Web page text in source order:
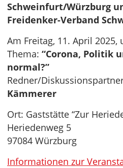
Schweinfurt/Würzburg
Freidenker-Verband
Am Freitag, 11. April 2025,
Thema: “Corona, Politik
normal?”
Redner/
Kämmerer
Ort: Gaststätte “Zur
Heriedenweg 5
97084 Würzburg
Informationen zur